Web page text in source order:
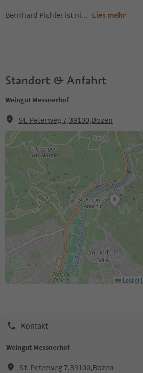
Bernhard Pichler ist ni... Lies mehr
Standort & Anfahrt
Weingut Messnerhof
St. Peterweg 7,39100,Bozen
Leaflet |
Kontakt
Weingut Messnerhof
St. Peterweg 7,39100,Bozen